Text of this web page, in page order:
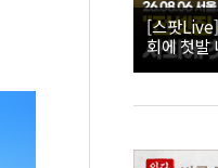
[스팟
회에 첫발
시 부동산